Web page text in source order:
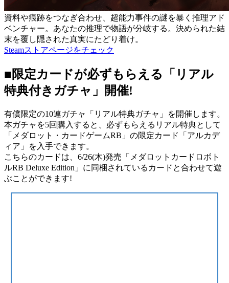
資料や痕跡をつなぎ合わせ、超能力事件の謎を暴く推理アド
ベンチャー。あなたの推理で物語が分岐する。決められた結
末を覆し隠された真実にたどり着け。
Steamストアページをチェック
■限定カードが必ずもらえる「リアル
特典付きガチャ」開催!
有償限定の10連ガチャ「リアル特典ガチャ」を開催します。
本ガチャを5回購入すると、必ずもらえるリアル特典として
「メダロット・カードゲームRB」の限定カード「アルカデ
ィア」を入手できます。
こちらのカードは、6/26(木)発売「メダロットカードロボト
ルRB Deluxe Edition」に同梱されているカードと合わせて遊
ぶことができます!